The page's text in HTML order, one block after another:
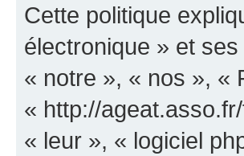
Cette politique
électronique » et
« notre », « nos », «
« http://
« leur », « logiciel